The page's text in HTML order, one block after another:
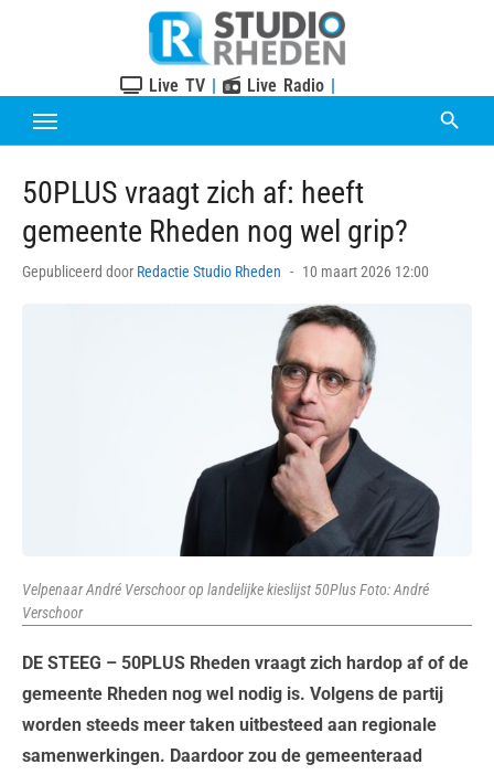
Live TV | Live Radio |
50PLUS vraagt zich af: heeft
gemeente Rheden nog wel grip?
Gepubliceerd door Redactie Studio Rheden
Posted
10 maart 2026 12:00
Velpenaar André Verschoor op landelijke kieslijst 50Plus Foto: André
Verschoor
DE STEEG – 50PLUS Rheden vraagt zich hardop af of de
gemeente Rheden nog wel nodig is. Volgens de partij
worden steeds meer taken uitbesteed aan regionale
samenwerkingen. Daardoor zou de gemeenteraad